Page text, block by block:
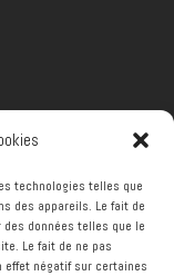
technologies telles que
des appareils. Le fait de
données telles que le
Le fait de ne pas
effet négatif sur certaines